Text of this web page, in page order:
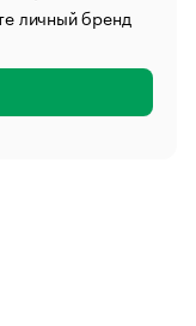
личный бренд